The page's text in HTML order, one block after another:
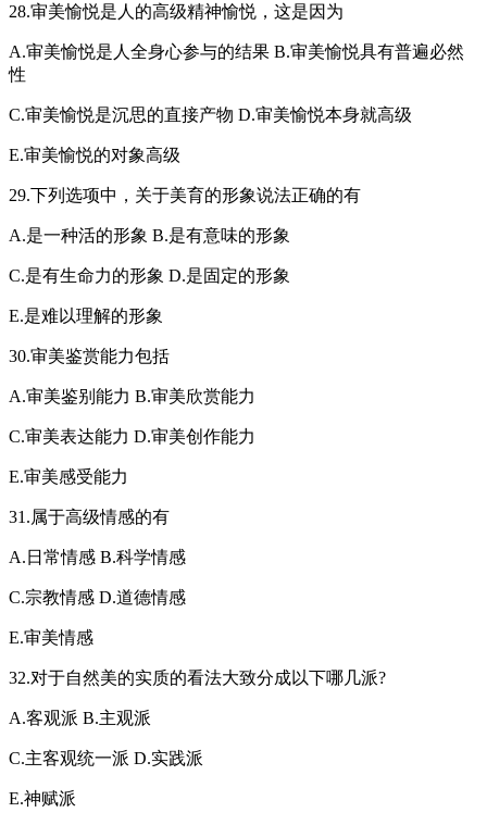
28.审美愉悦是人的高级精神愉悦，这是因为
A.审美愉悦是人全身心参与的结果 B.审美愉悦具有普遍必然
性
C.审美愉悦是沉思的直接产物 D.审美愉悦本身就高级
E.审美愉悦的对象高级
29.下列选项中，关于美育的形象说法正确的有
A.是一种活的形象 B.是有意味的形象
C.是有生命力的形象 D.是固定的形象
E.是难以理解的形象
30.审美鉴赏能力包括
A.审美鉴别能力 B.审美欣赏能力
C.审美表达能力 D.审美创作能力
E.审美感受能力
31.属于高级情感的有
A.日常情感 B.科学情感
C.宗教情感 D.道德情感
E.审美情感
32.对于自然美的实质的看法大致分成以下哪几派?
A.客观派 B.主观派
C.主客观统一派 D.实践派
E.神赋派